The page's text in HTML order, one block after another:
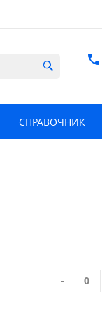
СПРАВОЧНИК
-